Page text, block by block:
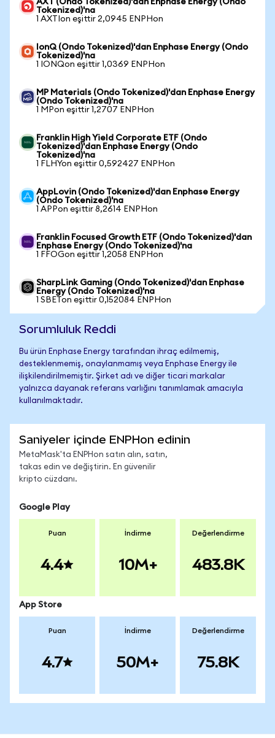
AXT (Ondo Tokenized)'dan Enphase Energy (Ondo
Tokenized)'na
1 AXTIon eşittir 2,0945 ENPHon
IonQ (Ondo Tokenized)'dan Enphase Energy (Ondo
Tokenized)'na
1 IONQon eşittir 1,0369 ENPHon
MP Materials (Ondo Tokenized)'dan Enphase Energy
(Ondo Tokenized)'na
1 MPon eşittir 1,2707 ENPHon
Franklin High Yield Corporate ETF (Ondo
Tokenized)'dan Enphase Energy (Ondo
Tokenized)'na
1 FLHYon eşittir 0,592427 ENPHon
AppLovin (Ondo Tokenized)'dan Enphase Energy
(Ondo Tokenized)'na
1 APPon eşittir 8,2614 ENPHon
Franklin Focused Growth ETF (Ondo Tokenized)'dan
Enphase Energy (Ondo Tokenized)'na
1 FFOGon eşittir 1,2058 ENPHon
SharpLink Gaming (Ondo Tokenized)'dan Enphase
Energy (Ondo Tokenized)'na
1 SBETon eşittir 0,152084 ENPHon
Sorumluluk Reddi
Bu ürün Enphase Energy tarafından ihraç edilmemiş,
desteklenmemiş, onaylanmamış veya Enphase Energy ile
ilişkilendirilmemiştir. Şirket adı ve diğer ticari markalar
yalnızca dayanak referans varlığını tanımlamak amacıyla
kullanılmaktadır.
Saniyeler içinde ENPHon edinin
MetaMask'ta ENPHon satın alın, satın,
takas edin ve değiştirin. En güvenilir
kripto cüzdanı.
Google Play
Puan
4.4
İndirme
10M+
Değerlendirme
483.8K
App Store
Puan
4.7
İndirme
50M+
Değerlendirme
75.8K